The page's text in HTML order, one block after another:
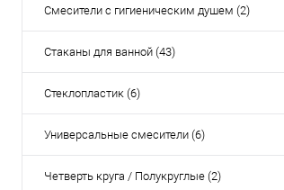
Смесители с гигиеническим душем (2)
Стаканы для ванной (43)
Стеклопластик (6)
Универсальные смесители (6)
Четверть круга / Полукруглые (2)